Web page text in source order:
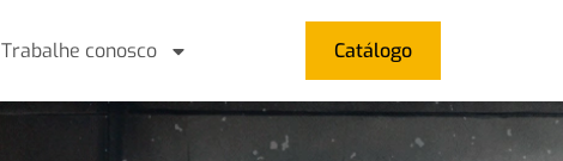
Trabalhe conosco Catálogo